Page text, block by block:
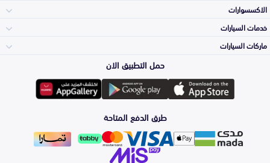
المكائن، القيرات
وملحقاتها
الشمعات
والاصطبات (الاضاءة)
الاكسسوارات
لوازم الرحلات
اكسسوارات العناية
خدمات السيارات
الأكثر مبيعاً
التلميع والعناية
ماركات السيارات
تويوتا
هيونداي
حمل التطبيق الان
طرق الدفع المتاحة